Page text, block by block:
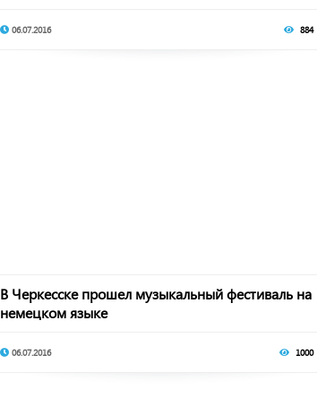
06.07.2016 884
В Черкесске прошел музыкальный фестиваль на
немецком языке
06.07.2016 1000